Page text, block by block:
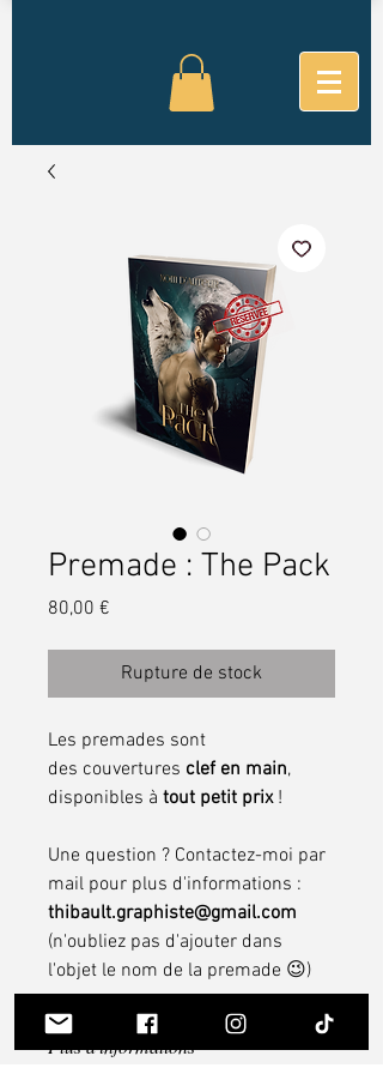
Premade : The Pack
80,00 €
Rupture de stock
Les premades sont
des couvertures clef en main,
disponibles à tout petit prix!
Une question ? Contactez-moi par
mail pour plus d'informations :
thibault.graphiste@gmail.com
(n'oubliez pas d'ajouter dans
l'objet le nom de la premade 😉)
Plus d'informations